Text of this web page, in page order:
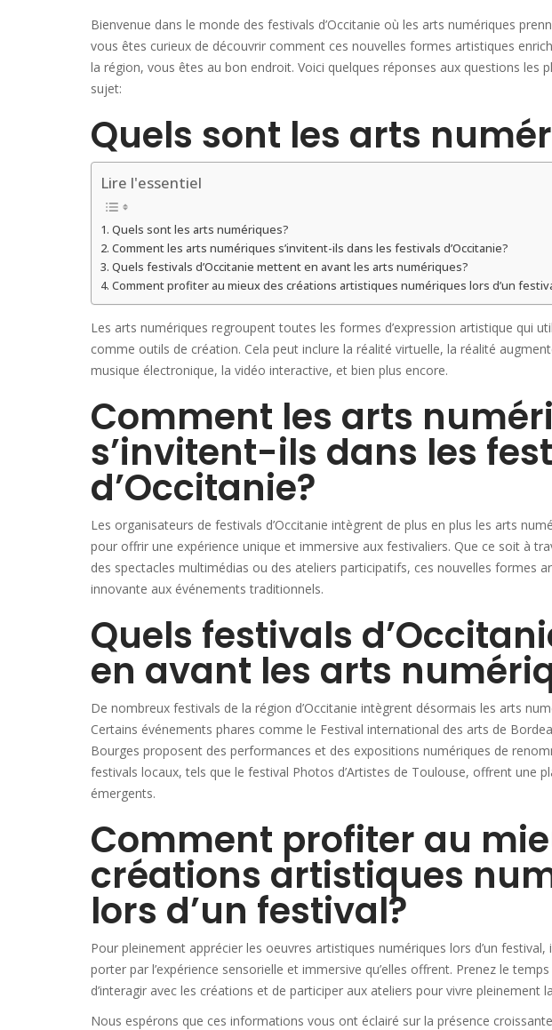
Bienvenue dans le monde des festivals d’Occitanie où les arts numériques
vous êtes curieux de découvrir comment ces nouvelles formes artistiques
la région, vous êtes au bon endroit. Voici quelques réponses aux questions les
sujet:
Quels sont les arts
Lire l'essentiel
Quels sont les arts numériques?
Comment les arts numériques s’invitent-ils dans les festivals d’Occitanie?
Quels festivals d’Occitanie mettent en avant les arts numériques?
Comment profiter au mieux des créations artistiques numériques lors d’un
Les arts numériques regroupent toutes les formes d’expression artistique qui
comme outils de création. Cela peut inclure la réalité virtuelle, la réalité
musique électronique, la vidéo interactive, et bien plus encore.
Comment les arts
s’invitent-ils dans les
d’Occitanie?
Les organisateurs de festivals d’Occitanie intègrent de plus en plus les arts
pour offrir une expérience unique et immersive aux festivaliers. Que ce soit à
des spectacles multimédias ou des ateliers participatifs, ces nouvelles formes
innovante aux événements traditionnels.
Quels festivals
en avant les arts
De nombreux festivals de la région d’Occitanie intègrent désormais les arts
Certains événements phares comme le Festival international des arts de
Bourges proposent des performances et des expositions numériques de
festivals locaux, tels que le festival Photos d’Artistes de Toulouse, offrent une
émergents.
Comment profiter au
créations artistiques
lors d’un festival?
Pour pleinement apprécier les oeuvres artistiques numériques lors d’un
porter par l’expérience sensorielle et immersive qu’elles offrent. Prenez le
d’interagir avec les créations et de participer aux ateliers pour vivre pleinement
Nous espérons que ces informations vous ont éclairé sur la présence